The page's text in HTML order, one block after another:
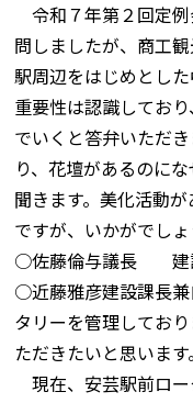
令和７年第２回定
問しましたが、商工
駅周辺をはじめとし
重要性は認識してお
でいくと答弁いただ
り、花壇があるのに
聞きます。美化活動
ですが、いかがでしょ
○佐藤倫与議長 建設
○近藤雅彦建設課長
タリーを管理してお
ただきたいと思います。
現在、安芸駅前ロ